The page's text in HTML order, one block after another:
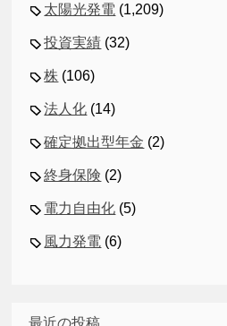
太陽光発電 (1,209)
投資実績 (32)
株 (106)
法人化 (14)
確定拠出型年金 (2)
終身保険 (2)
電力自由化 (5)
風力発電 (6)
最近の投稿